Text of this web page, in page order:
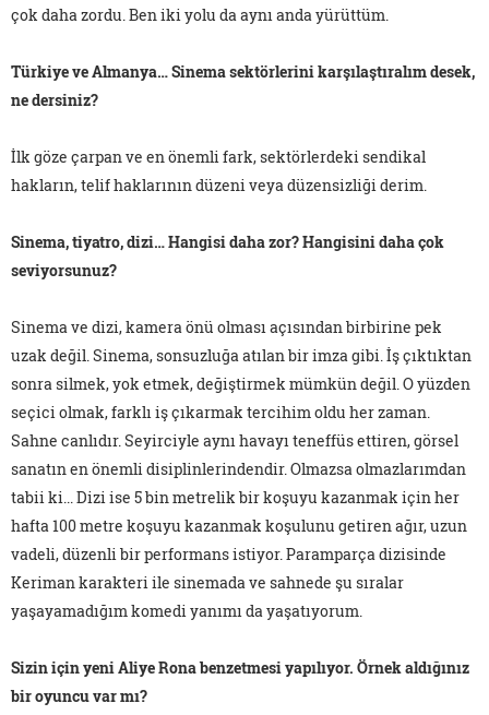
çok daha zordu. Ben iki yolu da aynı anda yürüttüm.
Türkiye ve Almanya… Sinema sektörlerini karşılaştıralım desek,
ne dersiniz?
İlk göze çarpan ve en önemli fark, sektörlerdeki sendikal
hakların, telif haklarının düzeni veya düzensizliği derim.
Sinema, tiyatro, dizi… Hangisi daha zor? Hangisini daha çok
seviyorsunuz?
Sinema ve dizi, kamera önü olması açısından birbirine pek
uzak değil. Sinema, sonsuzluğa atılan bir imza gibi. İş çıktıktan
sonra silmek, yok etmek, değiştirmek mümkün değil. O yüzden
seçici olmak, farklı iş çıkarmak tercihim oldu her zaman.
Sahne canlıdır. Seyirciyle aynı havayı teneffüs ettiren, görsel
sanatın en önemli disiplinlerindendir. Olmazsa olmazlarımdan
tabii ki... Dizi ise 5 bin metrelik bir koşuyu kazanmak için her
hafta 100 metre koşuyu kazanmak koşulunu getiren ağır, uzun
vadeli, düzenli bir performans istiyor. Paramparça dizisinde
Keriman karakteri ile sinemada ve sahnede şu sıralar
yaşayamadığım komedi yanımı da yaşatıyorum.
Sizin için yeni Aliye Rona benzetmesi yapılıyor. Örnek aldığınız
bir oyuncu var mı?